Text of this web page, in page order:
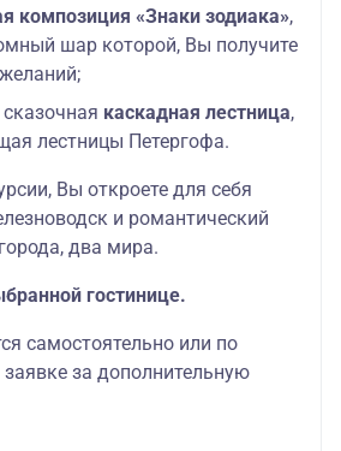
композиция «Знаки зодиака»,
шар которой, Вы получите
каскадная лестница,
лестницы Петергофа.
Вы откроете для себя
и романтический
два мира.
гостинице.
самостоятельно или по
за дополнительную